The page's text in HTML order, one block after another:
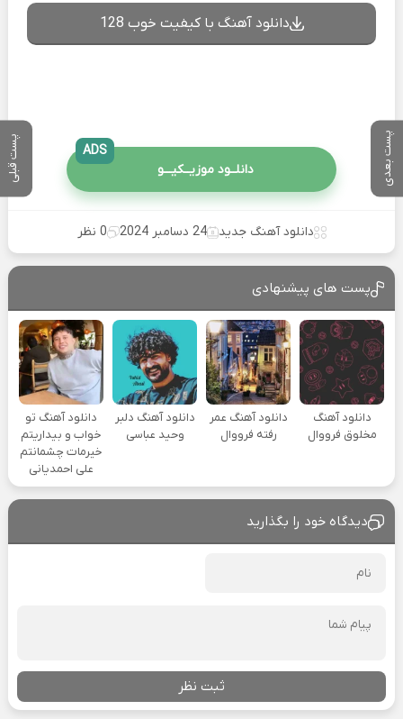
پست بعدی پست قبلی
دانلود آهنگ با کیفیت خوب 128
دانلــود موزیــکیـــو
ADS
دانلود آهنگ جدید 24 دسامبر 2024 0 نظر
پست های پیشنهادی
دانلود آهنگ
مخلوق فرووال
دانلود آهنگ عمر
رفته فرووال
دانلود آهنگ دلبر
وحید عباسی
دانلود آهنگ تو
خواب و بیداریتم
خیرمات چشمانتم
علی احمدیانی
دیدگاه خود را بگذارید
ثبت نظر